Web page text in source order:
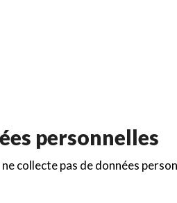
personnelles
collecte pas de données